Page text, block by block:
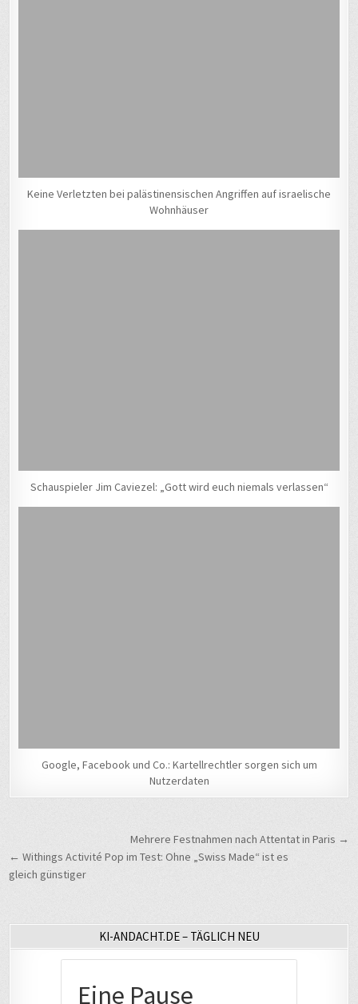
Keine Verletzten bei palästinensischen Angriffen auf israelische
Wohnhäuser
Schauspieler Jim Caviezel: „Gott wird euch niemals verlassen“
Google, Facebook und Co.: Kartellrechtler sorgen sich um
Nutzerdaten
BeitragsnavigationMehrere Festnahmen nach Attentat in Paris →
← Withings Activité Pop im Test: Ohne „Swiss Made“ ist es
gleich günstiger
KI-ANDACHT.DE – TÄGLICH NEU